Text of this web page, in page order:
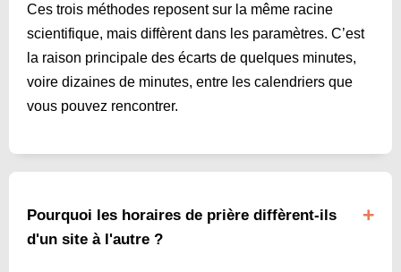
Ces trois méthodes reposent sur la même racine
scientifique, mais diffèrent dans les paramètres. C’est
la raison principale des écarts de quelques minutes,
voire dizaines de minutes, entre les calendriers que
vous pouvez rencontrer.
Pourquoi les horaires de prière diffèrent-ils
d'un site à l'autre ?